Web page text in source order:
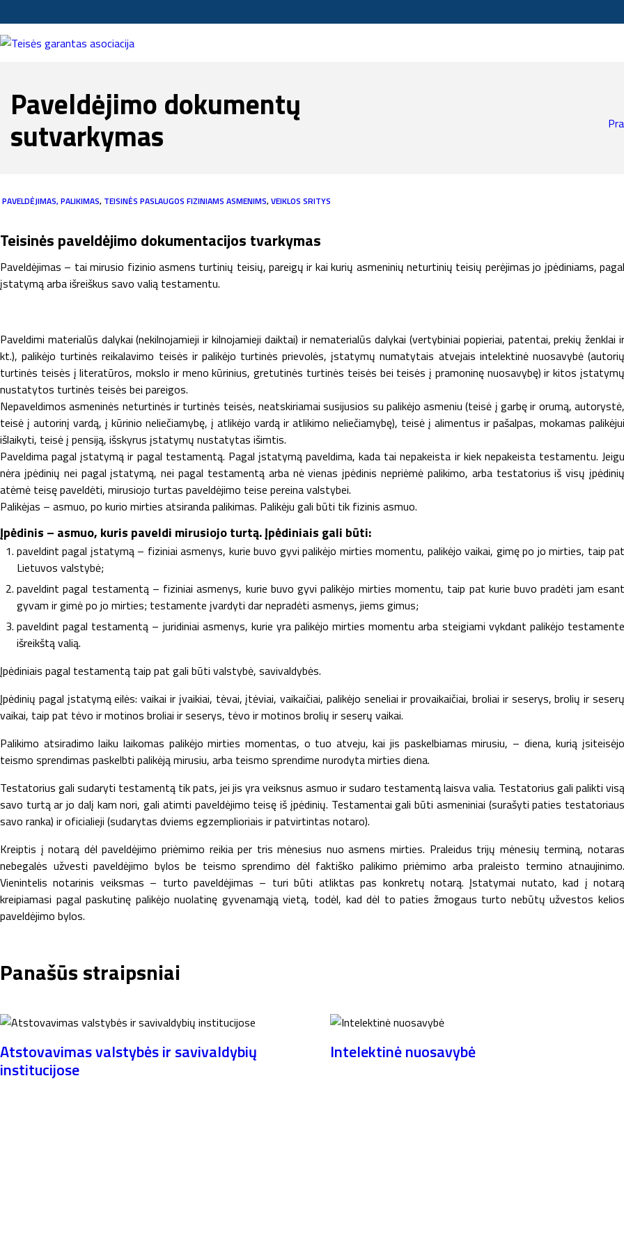
Paveldėjimo dokumentų
sutvarkymas
PAVELDĖJIMAS, PALIKIMAS, TEISINĖS PASLAUGOS FIZINIAMS ASMENIMS,VEIKLOS SRITYS
Teisinės paveldėjimo dokumentacijos tvarkymas
Paveldėjimas – tai mirusio fizinio asmens turtinių teisių, pareigų ir kai kurių asmeninių neturtinių teisių perėjimas jo įpėdiniams, pagal
įstatymą arba išreiškus savo valią testamentu.
Paveldimi materialūs dalykai (nekilnojamieji ir kilnojamieji daiktai) ir nematerialūs dalykai (vertybiniai popieriai, patentai, prekių ženklai ir
kt.), palikėjo turtinės reikalavimo teisės ir palikėjo turtinės prievolės, įstatymų numatytais atvejais intelektinė nuosavybė (autorių
turtinės teisės į literatūros, mokslo ir meno kūrinius, gretutinės turtinės teisės bei teisės į pramoninę nuosavybę) ir kitos įstatymų
nustatytos turtinės teisės bei pareigos.
Nepaveldimos asmeninės neturtinės ir turtinės teisės, neatskiriamai susijusios su palikėjo asmeniu (teisė į garbę ir orumą, autorystė,
teisė į autorinį vardą, į kūrinio neliečiamybę, į atlikėjo vardą ir atlikimo neliečiamybę), teisė į alimentus ir pašalpas, mokamas palikėjui
išlaikyti, teisė į pensiją, išskyrus įstatymų nustatytas išimtis.
Paveldima pagal įstatymą ir pagal testamentą. Pagal įstatymą paveldima, kada tai nepakeista ir kiek nepakeista testamentu. Jeigu
nėra įpėdinių nei pagal įstatymą, nei pagal testamentą arba nė vienas įpėdinis nepriėmė palikimo, arba testatorius iš visų įpėdinių
atėmė teisę paveldėti, mirusiojo turtas paveldėjimo teise pereina valstybei.
Palikėjas – asmuo, po kurio mirties atsiranda palikimas. Palikėju gali būti tik fizinis asmuo.
Įpėdinis – asmuo, kuris paveldi mirusiojo turtą. Įpėdiniais gali būti:
paveldint pagal įstatymą – fiziniai asmenys, kurie buvo gyvi palikėjo mirties momentu, palikėjo vaikai, gimę po jo mirties, taip pat
Lietuvos valstybė;
paveldint pagal testamentą – fiziniai asmenys, kurie buvo gyvi palikėjo mirties momentu, taip pat kurie buvo pradėti jam esant
gyvam ir gimė po jo mirties; testamente įvardyti dar nepradėti asmenys, jiems gimus;
paveldint pagal testamentą – juridiniai asmenys, kurie yra palikėjo mirties momentu arba steigiami vykdant palikėjo testamente
išreikštą valią.
Įpėdiniais pagal testamentą taip pat gali būti valstybė, savivaldybės.
Įpėdinių pagal įstatymą eilės: vaikai ir įvaikiai, tėvai, įtėviai, vaikaičiai, palikėjo seneliai ir provaikaičiai, broliai ir seserys, brolių ir seserų
vaikai, taip pat tėvo ir motinos broliai ir seserys, tėvo ir motinos brolių ir seserų vaikai.
Palikimo atsiradimo laiku laikomas palikėjo mirties momentas, o tuo atveju, kai jis paskelbiamas mirusiu, – diena, kurią įsiteisėjo
teismo sprendimas paskelbti palikėją mirusiu, arba teismo sprendime nurodyta mirties diena.
Testatorius gali sudaryti testamentą tik pats, jei jis yra veiksnus asmuo ir sudaro testamentą laisva valia. Testatorius gali palikti visą
savo turtą ar jo dalį kam nori, gali atimti paveldėjimo teisę iš įpėdinių. Testamentai gali būti asmeniniai (surašyti paties testatoriaus
savo ranka) ir oficialieji (sudarytas dviems egzemplioriais ir patvirtintas notaro).
Kreiptis į notarą dėl paveldėjimo priėmimo reikia per tris mėnesius nuo asmens mirties. Praleidus trijų mėnesių terminą, notaras
nebegalės užvesti paveldėjimo bylos be teismo sprendimo dėl faktiško palikimo priėmimo arba praleisto termino atnaujinimo.
Vienintelis notarinis veiksmas – turto paveldėjimas – turi būti atliktas pas konkretų notarą. Įstatymai nutato, kad į notarą
kreipiamasi pagal paskutinę palikėjo nuolatinę gyvenamąją vietą, todėl, kad dėl to paties žmogaus turto nebūtų užvestos kelios
paveldėjimo bylos.
Panašūs straipsniai
Atstovavimas valstybės ir savivaldybių
institucijose
Intelektinė nuosavybė